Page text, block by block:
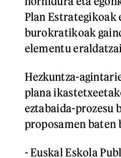
Plan Estrategikoak
burokratikoak
elementu
Hezkuntza-
plana
eztabaida-prozesu
proposamen baten
- Euskal Eskola